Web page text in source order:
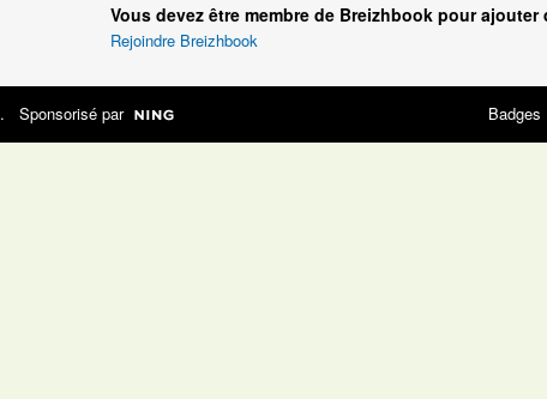
Vous devez être membre de Breizhbook pour ajouter
Rejoindre Breizhbook
. Sponsorisé par Badges